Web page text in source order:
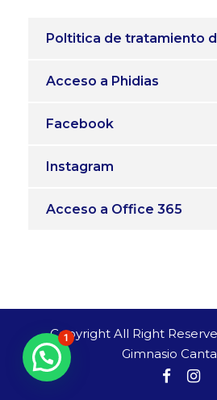
Poltitica de tratamiento
Acceso a Phidias
Facebook
Instagram
Acceso a Office 365
Copyright All Right
Gimnasio
1